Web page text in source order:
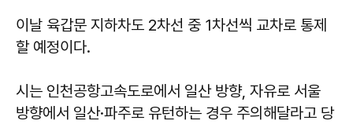
이날 육갑문 지하차도 2차선 중 1차선씩 교차로 통제
할 예정이다.
시는 인천공항고속도로에서 일산 방향, 자유로 서울
방향에서 일산·파주로 유턴하는 경우 주의해달라고 당